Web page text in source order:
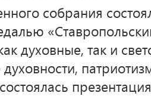
собрания
духовные, так и
духовности,